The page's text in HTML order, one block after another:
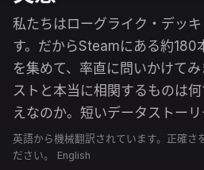
私たちはローグライク・デッ
す。だからSteamにある約180
を集めて、率直に問いかけて
ストと本当に相関するものは
えなのか。短いデータストーリ
英語から機械翻訳されています。正確さ
ださい。 English